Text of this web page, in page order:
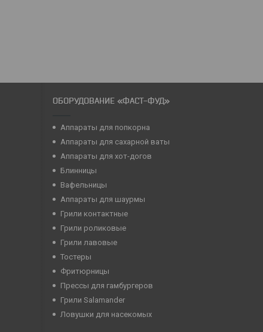
ОБОРУДОВАНИЕ «ФАСТ-ФУД»
Аппараты для попкорна
Аппараты для сахарной ваты
Аппараты для хот-догов
Блинницы
Вафельницы
Аппараты для шаурмы
Грили контактные
Грили роликовые
Грили лавовые
Тостеры
Фритюрницы
Прессы для гамбургеров
Грили Salamander
Ловушки для насекомых